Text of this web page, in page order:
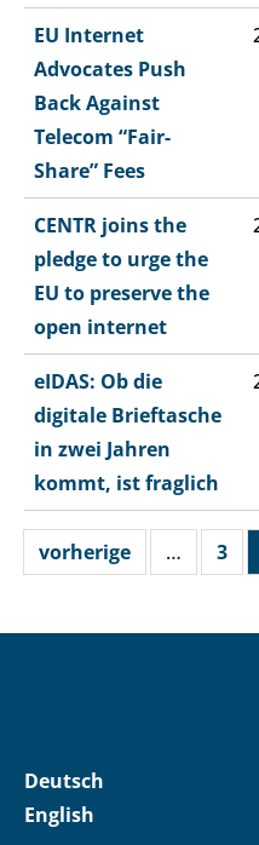
EU Internet
Advocates Push
Back Against
Telecom “Fair-
Share” Fees
CENTR joins the
pledge to urge the
EU to preserve the
open internet
eIDAS: Ob die
digitale Brieftasche
in zwei Jahren
kommt, ist fraglich​
vorherige … 3
Deutsch
English